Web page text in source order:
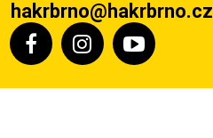
hakrbrno@hakrbrno.cz